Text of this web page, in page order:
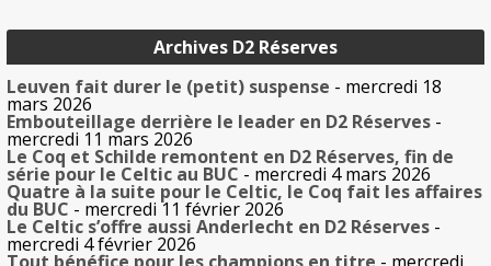
Archives D2 Réserves
Leuven fait durer le (petit) suspense - mercredi 18
mars 2026
Embouteillage derrière le leader en D2 Réserves -
mercredi 11 mars 2026
Le Coq et Schilde remontent en D2 Réserves, fin de
série pour le Celtic au BUC - mercredi 4 mars 2026
Quatre à la suite pour le Celtic, le Coq fait les affaires
du BUC - mercredi 11 février 2026
Le Celtic s’offre aussi Anderlecht en D2 Réserves -
mercredi 4 février 2026